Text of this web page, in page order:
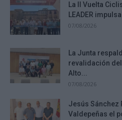
La II Vuelta
LEADER
07/08/2026
La Junta
revalidación
Alto...
07/08/2026
Jesús Sánchez
Valdepeñas el